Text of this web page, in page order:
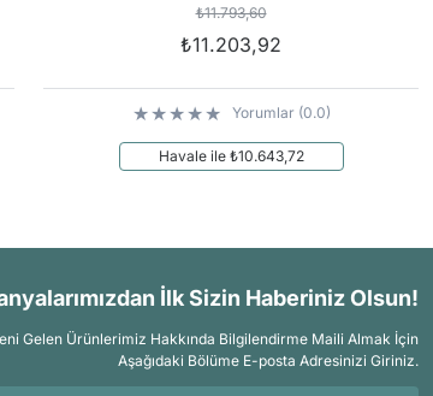
₺11.793,60
₺11.203,92
Yorumlar (0.0)
Havale ile ₺10.643,72
İlk Sizin Haberiniz Olsun!
Gelen Ürünlerimiz Hakkında Bilgilendirme Maili Almak İçin
Aşağıdaki Bölüme E-posta Adresinizi Giriniz.